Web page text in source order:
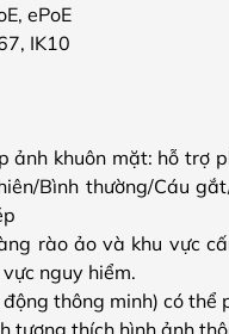
ePoE
IK10
ảnh khuôn mặt: hỗ trợ
Bình thường/Cáu
rào ảo và khu vực
nguy hiểm.
thông minh) có